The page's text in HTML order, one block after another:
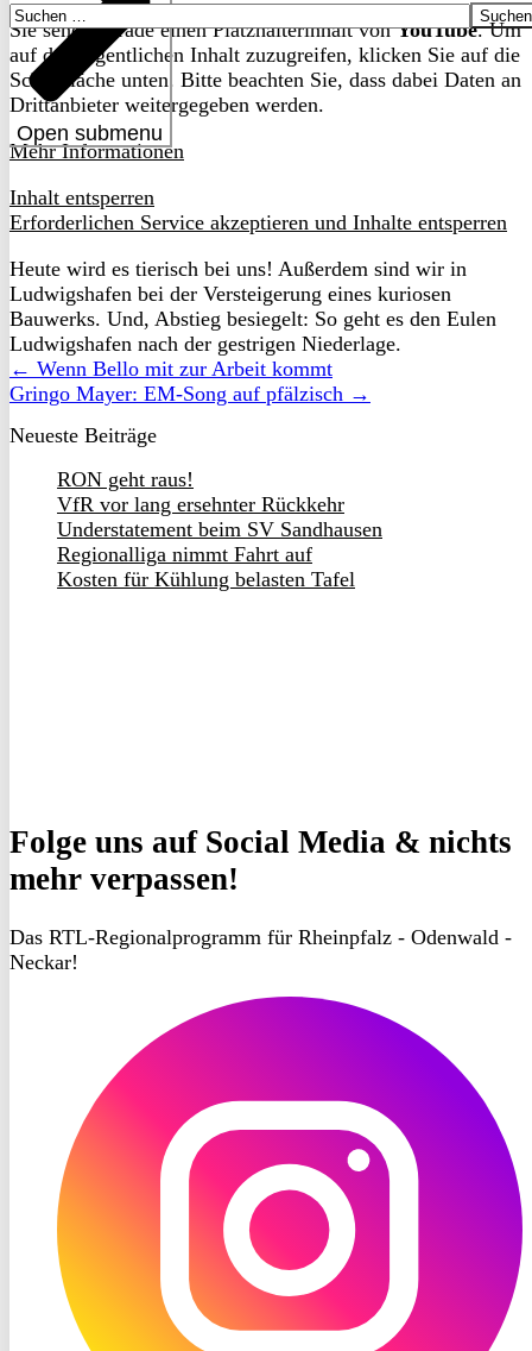
Open submenu
Suchen
nach:
Sie sehen gerade einen Platzhalterinhalt vonYouTube. Um
auf den eigentlichen Inhalt zuzugreifen, klicken Sie auf die
Schaltfläche unten. Bitte beachten Sie, dass dabei Daten an
Drittanbieter weitergegeben werden.
Mehr Informationen
Inhalt entsperren
Erforderlichen Service akzeptieren und Inhalte entsperren
Heute wird es tierisch bei uns! Außerdem sind wir in
Ludwigshafen bei der Versteigerung eines kuriosen
Bauwerks. Und, Abstieg besiegelt: So geht es den Eulen
Ludwigshafen nach der gestrigen Niederlage.
← Wenn Bello mit zur Arbeit kommt
Gringo Mayer: EM-Song auf pfälzisch →
Neueste Beiträge
RON geht raus!
VfR vor lang ersehnter Rückkehr
Understatement beim SV Sandhausen
Regionalliga nimmt Fahrt auf
Kosten für Kühlung belasten Tafel
Folge uns auf Social Media & nichts
mehr verpassen!
Das RTL-Regionalprogramm für Rheinpfalz - Odenwald -
Neckar!
Instagram